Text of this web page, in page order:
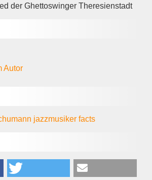
der Ghettoswinger Theresienstadt
Autor
jazzmusikerfacts